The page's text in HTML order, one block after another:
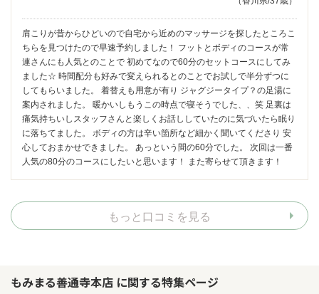
肩こりが昔からひどいので自宅から近めのマッサージを探したところこ
ちらを見つけたので早速予約しました！ フットとボディのコースが常
連さんにも人気とのことで 初めてなので60分のセットコースにしてみ
ました☆ 時間配分も好みで変えられるとのことでお試しで半分ずつに
してもらいました。 着替えも用意が有り ジャグジータイプ？の足湯に
案内されました。 暖かいしもうこの時点で寝そうでした、、笑 足裏は
痛気持ちいしスタッフさんと楽しくお話ししていたのに気づいたら眠り
に落ちてました。 ボディの方は辛い箇所など細かく聞いてくださり 安
心しておまかせできました。 あっという間の60分でした。 次回は一番
人気の80分のコースにしたいと思います！ また寄らせて頂きます！
もっと口コミを見る
もみまる善通寺本店 に関する特集ページ